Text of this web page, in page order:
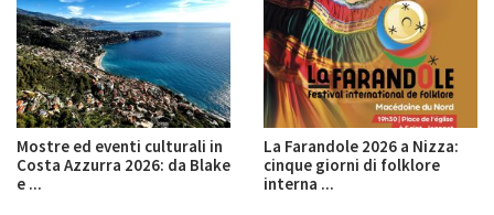
Mostre ed eventi culturali in
Costa Azzurra 2026: da Blake
e ...
La Farandole 2026 a Nizza:
cinque giorni di folklore
interna ...